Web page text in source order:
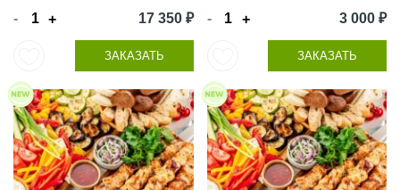
- + 17 350 ₽
ЗАКАЗАТЬ
- + 3 000 ₽
ЗАКАЗАТЬ